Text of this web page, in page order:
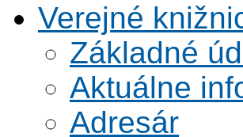
Verejné
Základné
Aktuálne
Adresár